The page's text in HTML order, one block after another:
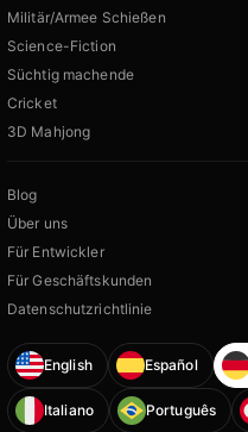
Militär/Armee Schießen
Science-Fiction
Süchtig machende
Cricket
3D Mahjong
Blog
Über uns
Für Entwickler
Für Geschäftskunden
Datenschutzrichtlinie
English Español
Italiano Português